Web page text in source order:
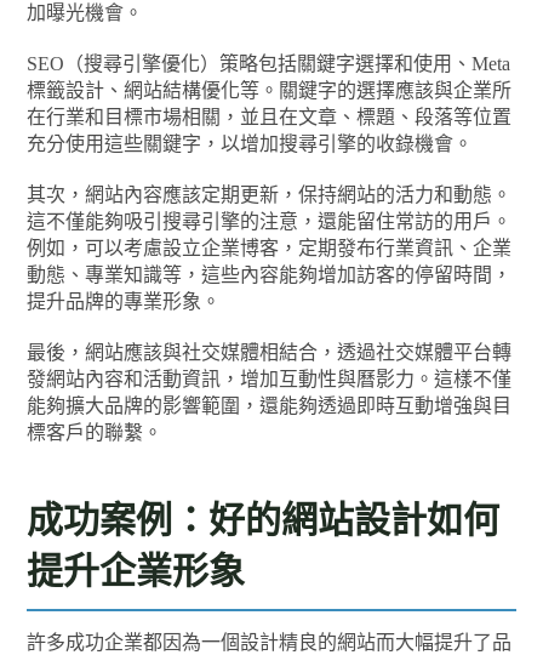
加曝光機會。
SEO（搜尋引擎優化）策略包括關鍵字選擇和使用、Meta
標籤設計、網站結構優化等。關鍵字的選擇應該與企業所
在行業和目標市場相關，並且在文章、標題、段落等位置
充分使用這些關鍵字，以增加搜尋引擎的收錄機會。
其次，網站內容應該定期更新，保持網站的活力和動態。
這不僅能夠吸引搜尋引擎的注意，還能留住常訪的用戶。
例如，可以考慮設立企業博客，定期發布行業資訊、企業
動態、專業知識等，這些內容能夠增加訪客的停留時間，
提升品牌的專業形象。
最後，網站應該與社交媒體相結合，透過社交媒體平台轉
發網站內容和活動資訊，增加互動性與曆影力。這樣不僅
能夠擴大品牌的影響範圍，還能夠透過即時互動增強與目
標客戶的聯繫。
成功案例：好的網站設計如何
提升企業形象
許多成功企業都因為一個設計精良的網站而大幅提升了品